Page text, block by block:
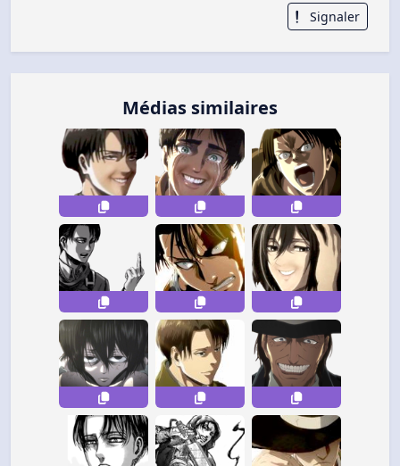
Signaler
Médias similaires